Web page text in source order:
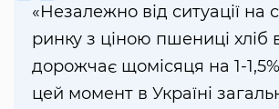
«Незалежно від ситуації на
ринку з ціною пшениці хліб
дорожчає щомісяця на 1-
цей момент в Україні